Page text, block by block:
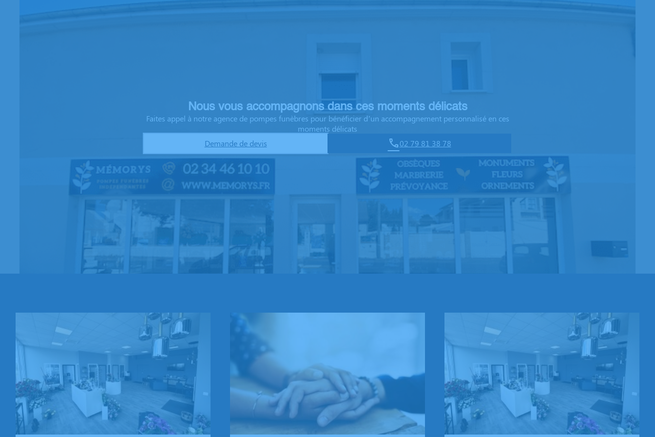
Nous vous accompagnons dans ces moments délicats
Faites appel à notre agence de pompes funèbres pour bénéficier d’un accompagnement personnalisé en ces
moments délicats
Demande de devis
02 79 81 38 78